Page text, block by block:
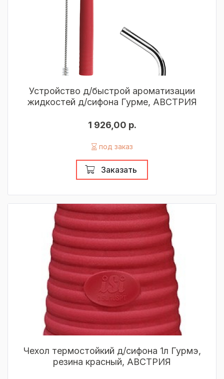
Устройство д/быстрой ароматизации
жидкостей д/сифона Гурме, АВСТРИЯ
1 926,00 р.
под заказ
Заказать
Чехол термостойкий д/сифона 1л Гурмэ,
резина красный, АВСТРИЯ